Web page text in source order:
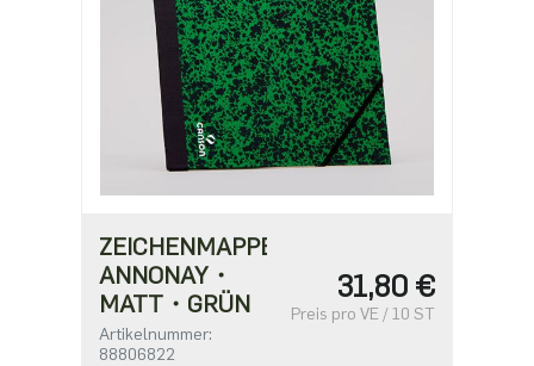
ZEICHENMAPPE
ANNONAY・
MATT・GRÜN
Artikelnummer:
88806822
31,80 €
Preis pro VE / 10 ST